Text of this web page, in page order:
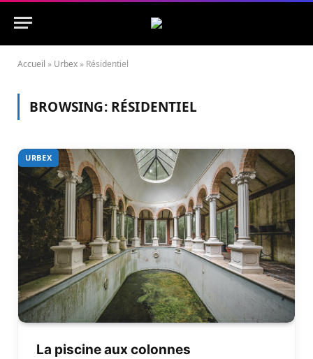
Accueil » Urbex » Résidentiel
BROWSING: RÉSIDENTIEL
URBEX
La piscine aux colonnes